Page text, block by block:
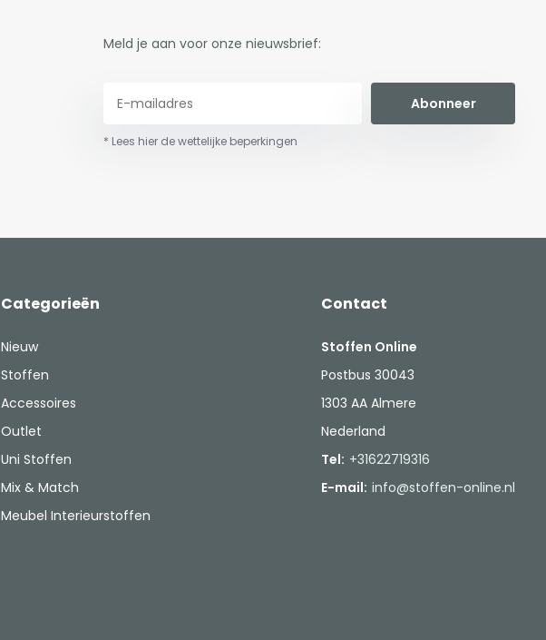
Meld je aan voor onze nieuwsbrief:
Abonneer
* Lees hier de wettelijke beperkingen
Categorieën
Nieuw
Stoffen
Accessoires
Outlet
Uni Stoffen
Mix & Match
Meubel Interieurstoffen
Contact
Stoffen Online
Postbus 30043
1303 AA Almere
Nederland
Tel: +31622719316
E-mail: info@stoffen-online.nl